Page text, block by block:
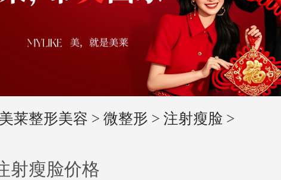
美莱整形美容 >微整形 >注射瘦脸 >
射瘦脸价格